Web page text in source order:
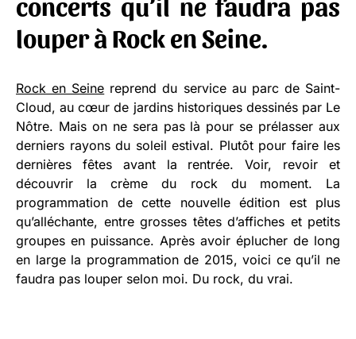
louper à Rock en Seine.
Rock en Seine reprend du service au parc de Saint-
Cloud, au cœur de jardins historiques dessinés par Le
Nôtre. Mais on ne sera pas là pour se prélasser aux
derniers rayons du soleil estival. Plutôt pour faire les
dernières fêtes avant la rentrée. Voir, revoir et
découvrir la crème du rock du moment. La
programmation de cette nouvelle édition est plus
qu’alléchante, entre grosses têtes d’affiches et petits
groupes en puissance. Après avoir éplucher de long
en large la programmation de 2015, voici ce qu’il ne
faudra pas louper selon moi. Du rock, du vrai.